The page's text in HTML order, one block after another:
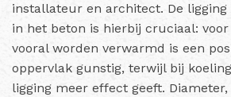
installateur en architect. De ligging
in het beton is hierbij cruciaal:
vooral worden verwarmd is een
oppervlak gunstig, terwijl bij
ligging meer effect geeft.